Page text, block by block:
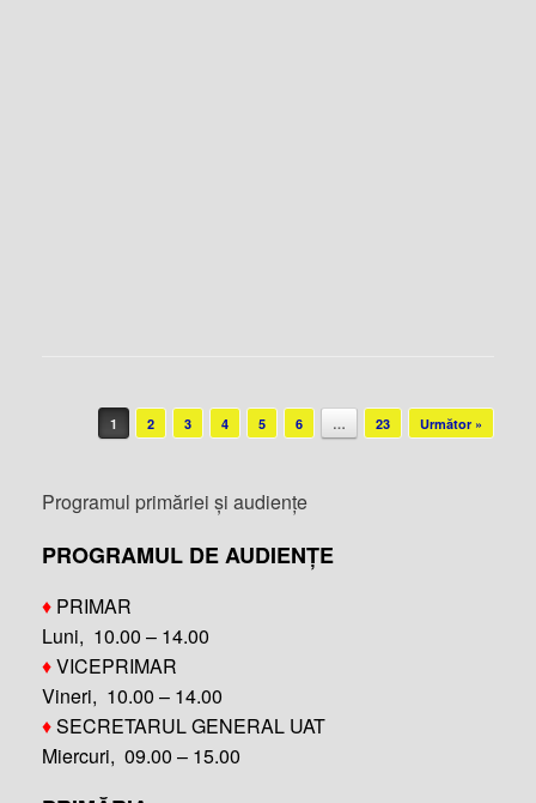
Post navigation
1 2 3 4 5 6 … 23 Următor »
Programul primăriei și audiențe
PROGRAMUL DE AUDIENȚE
♦ PRIMAR
Luni, 10.00 – 14.00
♦VICEPRIMAR
Vineri, 10.00 – 14.00
♦SECRETARUL GENERAL UAT
Miercuri, 09.00 – 15.00